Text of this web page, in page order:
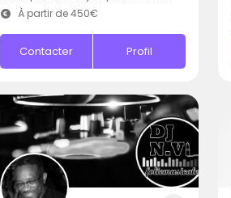
À partir de 450€
Contacter Profil